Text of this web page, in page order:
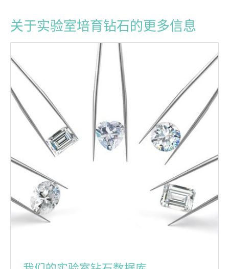
关于实验室培育钻石的更多信息